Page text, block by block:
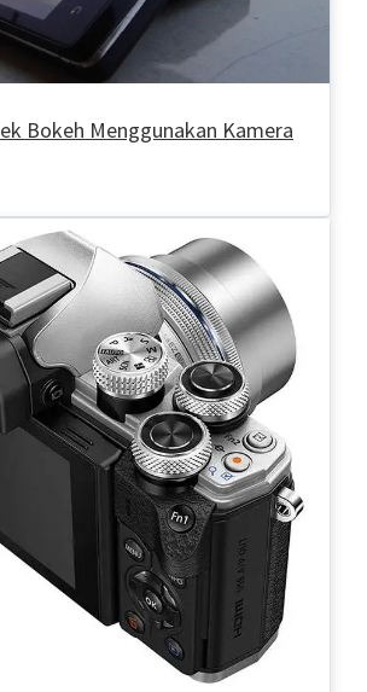
Bokeh Menggunakan Kamera